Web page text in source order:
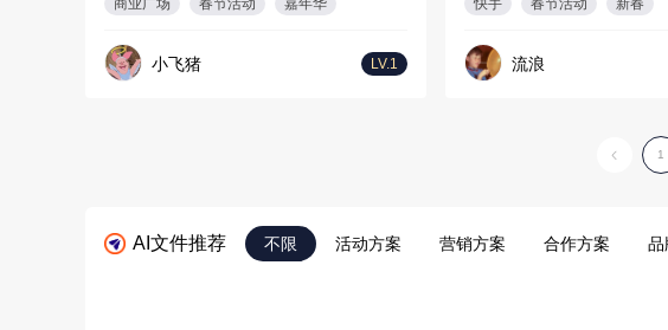
商业广场 春节活动 嘉年华
小飞猪 LV.1
快手 春节活动 新春
流浪
1
AI文件推荐 不限 活动方案 营销方案 合作方案 品